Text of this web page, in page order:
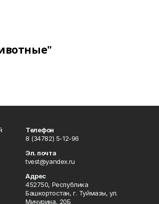
Телефон
8 (34782) 5-12-96
Эл. почта
tvest@yandex.ru
Адрес
452750, Республика
Башкортостан, г. Туймазы, ул.
Мичурина, 20Б